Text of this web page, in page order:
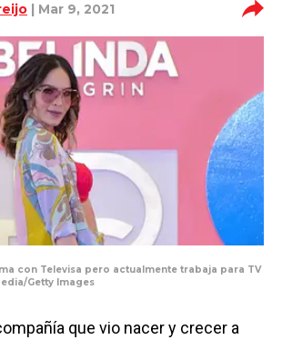
| Mar 9, 2021
con Televisa pero actualmente trabaja para TV
Getty Images
que vio nacer y crecer a